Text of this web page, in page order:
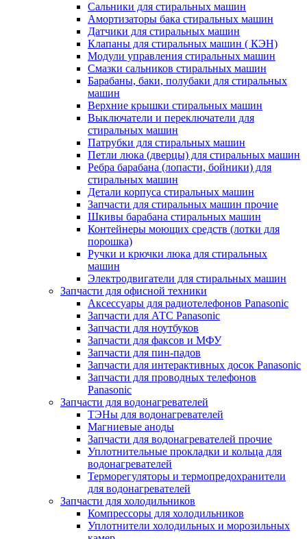
Сальники для стиральных машин
Амортизаторы бака стиральных машин
Датчики для стиральных машин
Клапаны для стиральных машин ( КЭН)
Модули управления стиральных машин
Смазки сальников стиральных машин
Барабаны, баки, полубаки для стиральных
машин
Верхние крышки стиральных машин
Выключатели и переключатели для
стиральных машин
Патрубки для стиральных машин
Петли люка (дверцы) для стиральных машин
Ребра барабана (лопасти, бойники) для
стиральных машин
Детали корпуса стиральных машин
Запчасти для стиральных машин прочие
Шкивы барабана стиральных машин
Контейнеры моющих средств (лотки для
порошка)
Ручки и крючки люка для стиральных
машин
Электродвигатели для стиральных машин
Запчасти для офисной техники
Аксессуары для радиотелефонов Panasonic
Запчасти для АТС Panasonic
Запчасти для ноутбуков
Запчасти для факсов и МФУ
Запчасти для пин-падов
Запчасти для интерактивных досок Panasonic
Запчасти для проводных телефонов
Panasonic
Запчасти для водонагревателей
ТЭНы для водонагревателей
Магниевые аноды
Запчасти для водонагревателей прочие
Уплотнительные прокладки и кольца для
водонагревателей
Терморегуляторы и термопредохранители
для водонагревателей
Запчасти для холодильников
Компрессоры для холодильников
Уплотнители холодильных и морозильных